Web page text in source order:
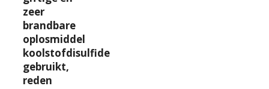
zeer
brandbare
oplosmiddel
koolstofdisulfide
gebruikt,
reden